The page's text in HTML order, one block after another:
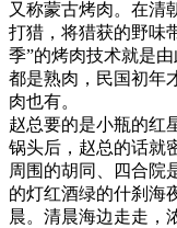
又称蒙古烤肉。在清
打猎，将猎获的野味
季”的烤肉技术就是
都是熟肉，民国初年
肉也有。
赵总要的是小瓶的红
锅头后，赵总的话就
周围的胡同、四合院
的灯红酒绿的什刹海
晨。清晨海边走走，